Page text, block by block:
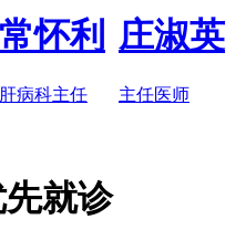
常怀利
肝病科主任
庄淑英
主任医师
就诊